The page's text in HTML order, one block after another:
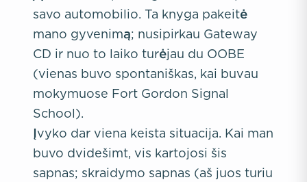
savo automobilio. Ta knyga pakeitė
mano gyvenimą; nusipirkau Gateway
CD ir nuo to laiko turėjau du OOBE
(vienas buvo spontaniškas, kai buvau
mokymuose Fort Gordon Signal
School).
Įvyko dar viena keista situacija. Kai man
buvo dvidešimt, vis kartojosi šis
sapnas; skraidymo sapnas (aš juos turiu